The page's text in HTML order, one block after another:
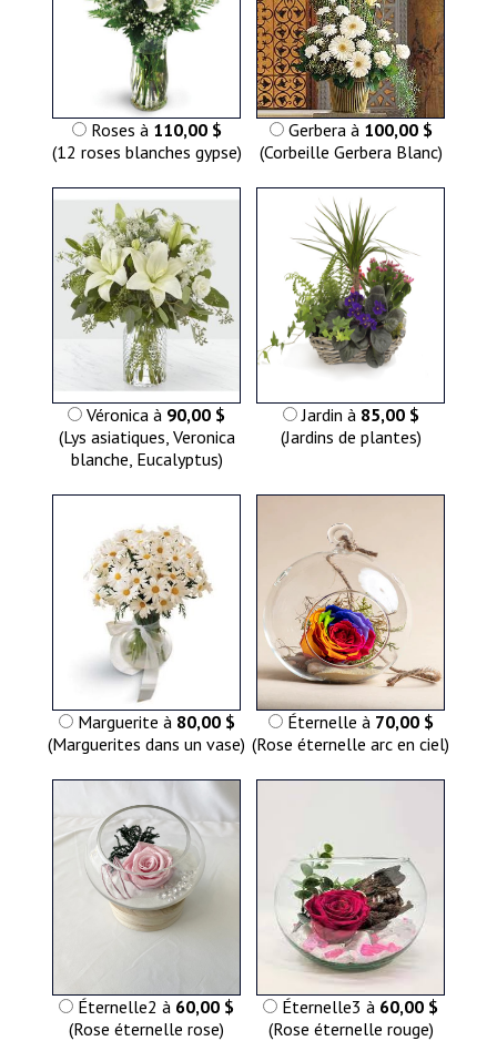
Roses à 110,00 $
(12 roses blanches gypse)
Gerbera à 100,00 $
(Corbeille Gerbera Blanc)
Véronica à 90,00 $
(Lys asiatiques, Veronica
blanche, Eucalyptus)
Jardin à 85,00 $
(Jardins de plantes)
Marguerite à 80,00 $
(Marguerites dans un vase)
Éternelle à 70,00 $
(Rose éternelle arc en ciel)
Éternelle2 à 60,00 $
(Rose éternelle rose)
Éternelle3 à 60,00 $
(Rose éternelle rouge)